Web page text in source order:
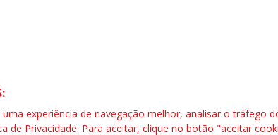
6º andar. Salas 603 a 606 |CEP: 70.304-900
secgeral@fetraf.org.br
experiência de navegação melhor, analisar o tráfego
de Privacidade. Para aceitar, clique no botão "aceitar